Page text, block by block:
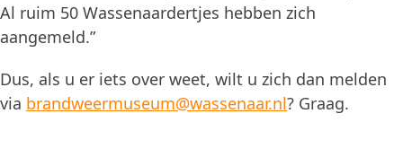
Al ruim 50 Wassenaardertjes hebben zich
aangemeld.”
Dus, als u er iets over weet, wilt u zich dan melden
via brandweermuseum@wassenaar.nl? Graag.